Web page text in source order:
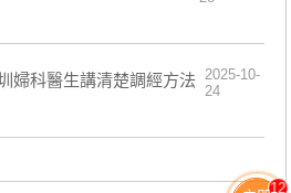
婦科醫生講清楚調經方法 2025-10-
24
12